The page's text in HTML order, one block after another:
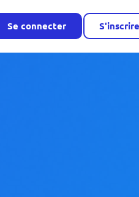
Se connecter S'inscrire